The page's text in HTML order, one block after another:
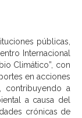
públicas,
Internacional
Climático”, con
en acciones
a
a causa del
crónicas de